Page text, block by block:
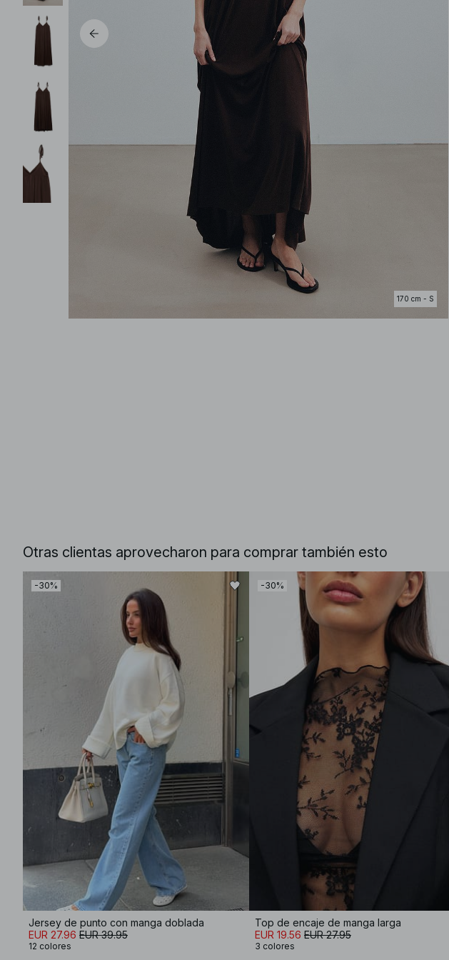
170 cm - S
Otras clientas aprovecharon para comprar también esto
-30%
Jersey de punto con manga doblada
EUR 27.96 EUR 39.95
12 colores
-30%
Top de encaje de manga larga
EUR 19.56 EUR 27.95
3 colores